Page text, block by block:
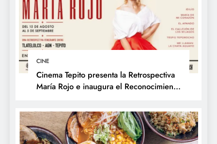
CINE
Cinema Tepito presenta la Retrospectiva
María Rojo e inaugura el Reconocimiento
Fílmica